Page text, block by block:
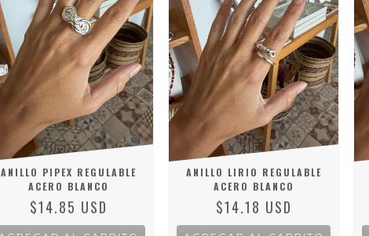
ANILLO PIPEX REGULABLE
ACERO BLANCO
$14.85 USD
ANILLO LIRIO REGULABLE
ACERO BLANCO
$14.18 USD